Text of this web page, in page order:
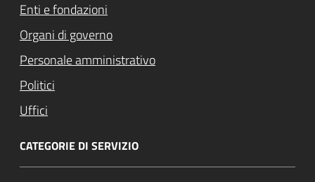
Enti e fondazioni
Organi di governo
Personale amministrativo
Politici
Uffici
CATEGORIE DI SERVIZIO